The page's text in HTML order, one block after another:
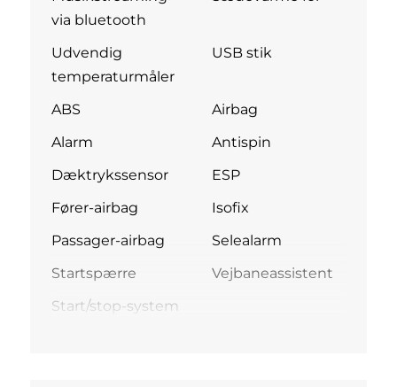
via bluetooth
Udvendig
temperaturmåler
USB stik
ABS
Airbag
Alarm
Antispin
Dæktrykssensor
ESP
Fører-airbag
Isofix
Passager-airbag
Selealarm
Startspærre
Vejbaneassistent
Start/stop-system